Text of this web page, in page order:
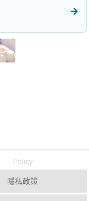
Policy
隱私政策